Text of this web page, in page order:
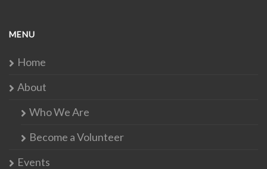
MENU
Home
About
Who We Are
Become a Volunteer
Events